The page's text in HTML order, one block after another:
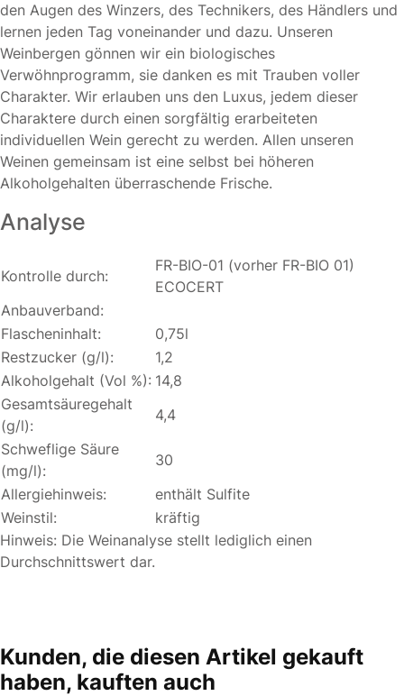
den Augen des Winzers, des Technikers, des Händlers und
lernen jeden Tag voneinander und dazu. Unseren
Weinbergen gönnen wir ein biologisches
Verwöhnprogramm, sie danken es mit Trauben voller
Charakter. Wir erlauben uns den Luxus, jedem dieser
Charaktere durch einen sorgfältig erarbeiteten
individuellen Wein gerecht zu werden. Allen unseren
Weinen gemeinsam ist eine selbst bei höheren
Alkoholgehalten überraschende Frische.
Analyse
Kontrolle durch:
FR-BIO-01 (vorher FR-BIO 01)
ECOCERT
Anbauverband:
Flascheninhalt:
0,75l
Restzucker (g/l):
1,2
Alkoholgehalt (Vol %): 14,8
Gesamtsäuregehalt
(g/l):
4,4
Schweflige Säure
(mg/l):
30
Allergiehinweis:
enthält Sulfite
Weinstil:
kräftig
Hinweis: Die Weinanalyse stellt lediglich einen
Durchschnittswert dar.
Kunden, die diesen Artikel gekauft
haben, kauften auch